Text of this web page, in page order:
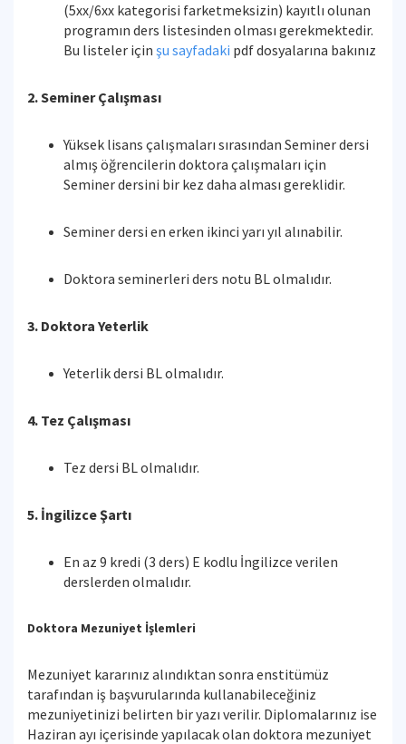
(5xx/6xx kategorisi farketmeksizin) kayıtlı olunan
programın ders listesinden olması gerekmektedir.
Bu listeler için şu sayfadaki pdf dosyalarına bakınız
2. Seminer Çalışması
Yüksek lisans çalışmaları sırasından Seminer dersi
almış öğrencilerin doktora çalışmaları için
Seminer dersini bir kez daha alması gereklidir.
Seminer dersi en erken ikinci yarı yıl alınabilir.
Doktora seminerleri ders notu BL olmalıdır.
3. Doktora Yeterlik
Yeterlik dersi BL olmalıdır.
4. Tez Çalışması
Tez dersi BL olmalıdır.
5. İngilizce Şartı
En az 9 kredi (3 ders) E kodlu İngilizce verilen
derslerden olmalıdır.
Doktora Mezuniyet İşlemleri
Mezuniyet kararınız alındıktan sonra enstitümüz
tarafından iş başvurularında kullanabileceğiniz
mezuniyetinizi belirten bir yazı verilir. Diplomalarınız ise
Haziran ayı içerisinde yapılacak olan doktora mezuniyet